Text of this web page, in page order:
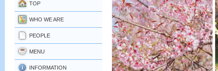
TOP
WHO WE ARE
PEOPLE
MENU
INFORMATION